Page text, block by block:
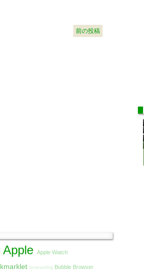
前の投稿
Apple Apple Watch
browserling Bubble Browser